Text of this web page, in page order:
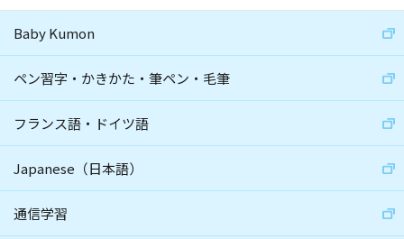
Baby Kumon
ペン習字・かきかた・筆ペン・毛筆
フランス語・ドイツ語
Japanese（日本語）
通信学習